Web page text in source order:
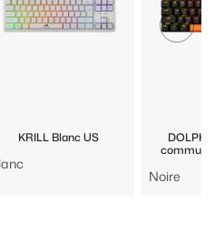
KRILL Blanc US
Noire